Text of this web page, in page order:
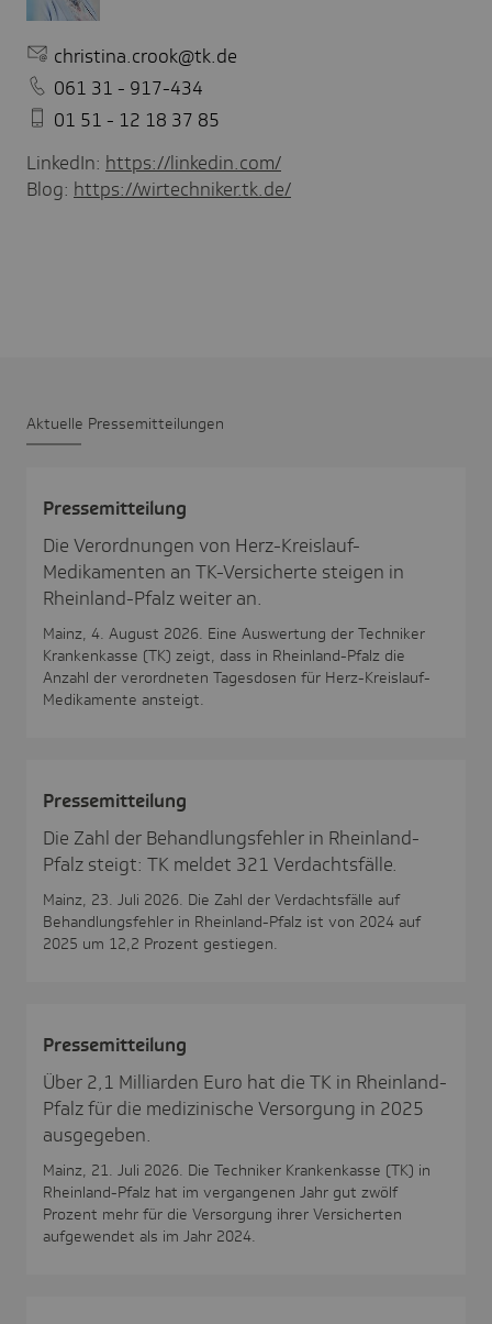
christina.crook@tk.de
061 31 - 917-434
01 51 - 12 18 37 85
LinkedIn: https://linkedin.com/
Blog: https://wirtechniker.tk.de/
Aktu­elle Pres­se­mit­tei­lungen
Pres­se­mit­tei­lung
Die Verordnungen von Herz-Kreislauf-
Medikamenten an TK-Versicherte steigen in
Rheinland-Pfalz weiter an.
Mainz, 4. August 2026. Eine Auswertung der Techniker
Krankenkasse (TK) zeigt, dass in Rheinland-Pfalz die
Anzahl der verordneten Tagesdosen für Herz-Kreislauf-
Medikamente ansteigt.
Pres­se­mit­tei­lung
Die Zahl der Behandlungsfehler in Rheinland-
Pfalz steigt: TK meldet 321 Verdachtsfälle.
Mainz, 23. Juli 2026. Die Zahl der Verdachtsfälle auf
Behandlungsfehler in Rheinland-Pfalz ist von 2024 auf
2025 um 12,2 Prozent gestiegen.
Pres­se­mit­tei­lung
Über 2,1 Milliarden Euro hat die TK in Rheinland-
Pfalz für die medizinische Versorgung in 2025
ausgegeben.
Mainz, 21. Juli 2026. Die Techniker Krankenkasse (TK) in
Rheinland-Pfalz hat im vergangenen Jahr gut zwölf
Prozent mehr für die Versorgung ihrer Versicherten
aufgewendet als im Jahr 2024.